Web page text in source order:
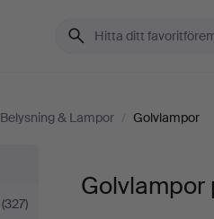
Belysning & Lampor / Golvlampor
(327)
Golvlampor